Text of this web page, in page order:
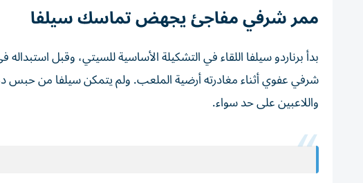
ممر شرفي مفاجئ يجهض تماسك سيلفا
شرفي عفوي أثناء مغادرته أرضية الملعب. ولم يتمكن سيلفا من حبس
واللاعبين على حد سواء.